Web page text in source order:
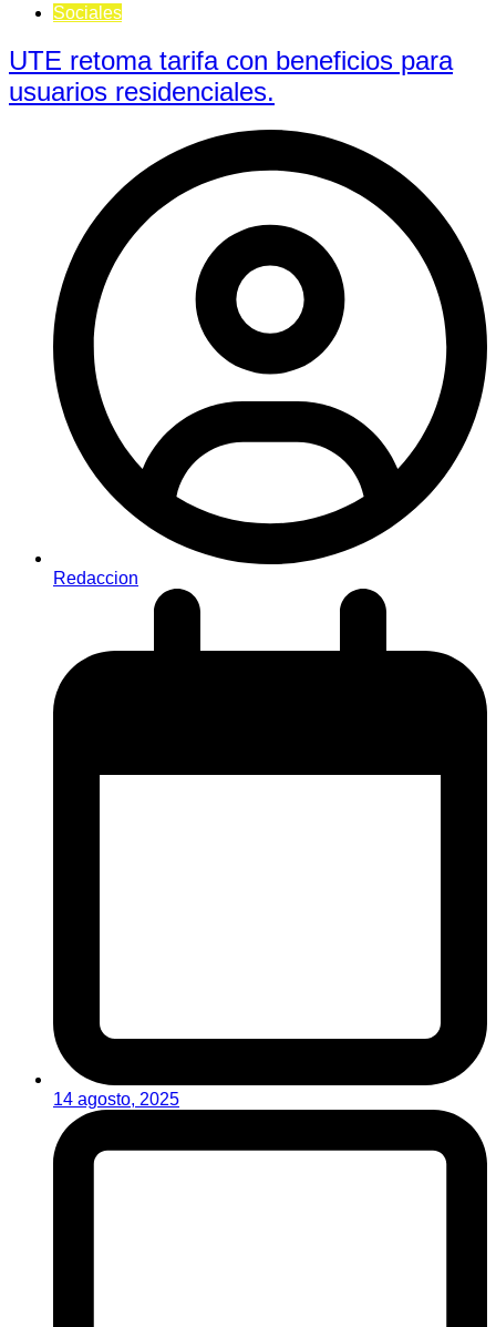
Sociales
UTE retoma tarifa con beneficios para
usuarios residenciales.
Redaccion
14 agosto, 2025